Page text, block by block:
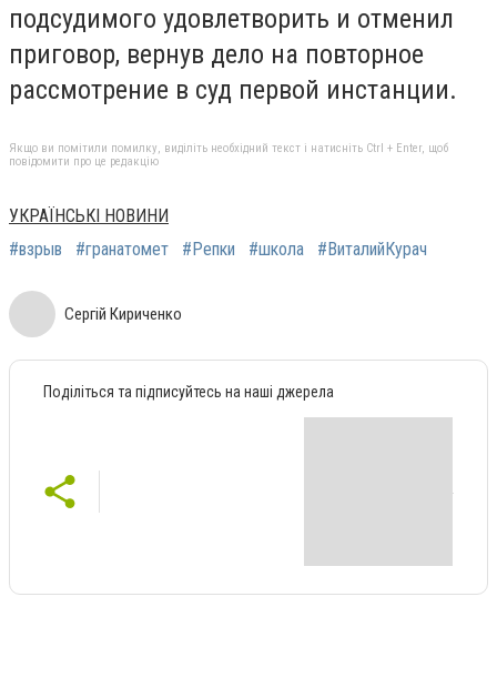
подсудимого удовлетворить и отменил
приговор, вернув дело на повторное
рассмотрение в суд первой инстанции.
Якщо ви помітили помилку, виділіть необхідний текст і натисніть Ctrl + Enter, щоб
повідомити про це редакцію
УКРАЇНСЬКІ НОВИНИ
#взрыв
#гранатомет #Репки #школа #ВиталийКурач
Сергій Кириченко
Поділіться та підписуйтесь на наші джерела